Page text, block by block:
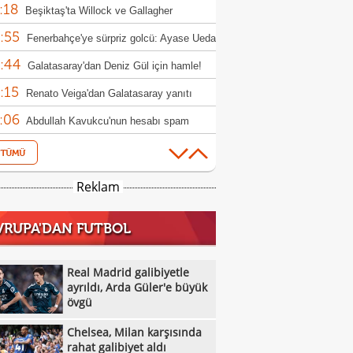
kaldı!
Beşiktaş'ta Willock ve Gallagher
flaş gelişme
Fenerbahçe'ye sürpriz golcü: Ayase Ueda
Galatasaray'dan Deniz Gül için hamle!
Renato Veiga'dan Galatasaray yanıtı
Abdullah Kavukcu'nun hesabı spam
uğradı!
Milli masa tenisçiler, WTT Avrupa
ilk turda veda etti
Beşiktaş'ta forvet harekatı! Vlahovic,
Bülent Korkmaz: "Lige 3 puanla
büyük övgü
ABB FOMGET, Miracle Ofem Usani'yi
kattı
BOTAŞ Kadın Basketbol Takımı 7
yaptı
Galatasaray taraftarından Dursun
Reklam
FUTBOL
Real Madrid galibiyetle
ayrıldı, Arda Güler'e büyük
övgü
Chelsea, Milan karşısında
rahat galibiyet aldı